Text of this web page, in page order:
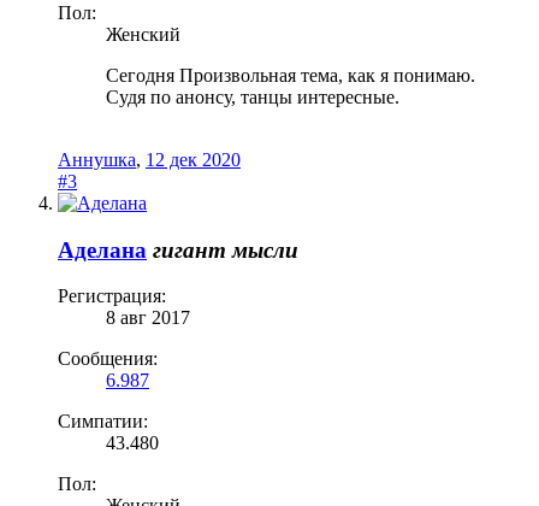
Пол:
Женский
Сегодня Произвольная тема, как я понимаю.
Судя по анонсу, танцы интересные.
Аннушка, 12 дек 2020
#3
Аделана гигант мысли
Регистрация:
8 авг 2017
Сообщения:
6.987
Симпатии:
43.480
Пол: